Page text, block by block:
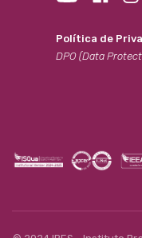
Política de
DPO (Data